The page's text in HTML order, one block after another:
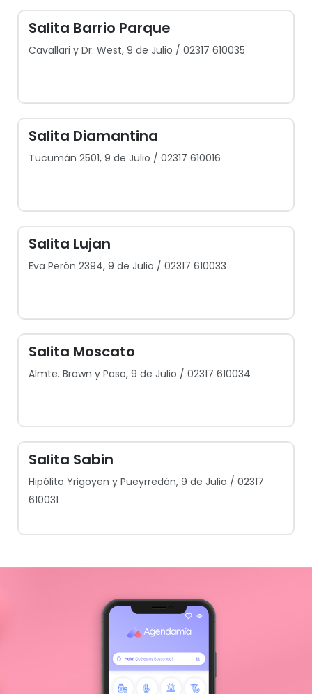
Salita Barrio Parque
Cavallari y Dr. West, 9 de Julio / 02317 610035
Salita Diamantina
Tucumán 2501, 9 de Julio / 02317 610016
Salita Lujan
Eva Perón 2394, 9 de Julio / 02317 610033
Salita Moscato
Almte. Brown y Paso, 9 de Julio / 02317 610034
Salita Sabin
Hipólito Yrigoyen y Pueyrredón, 9 de Julio / 02317
610031